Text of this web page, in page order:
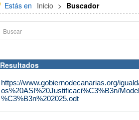
Estás en Inicio > Buscador
Resultados
https://www.gobiernodecanarias.org/
os%20ASI%20Justificaci%C3%B3n/
%C3%B3n%202025.odt